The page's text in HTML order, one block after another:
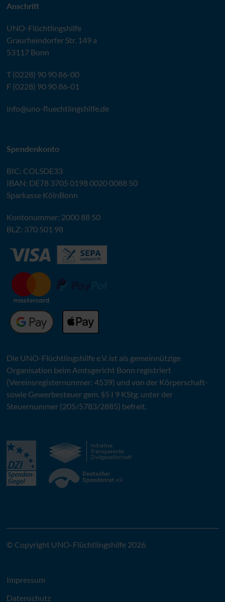
Anschrift
UNO-Flüchtlingshilfe
Graurheindorfer Str. 149 a
53117 Bonn
T (0228) 90 90 86-00
F (0228) 90 90 86-01
info@uno-fluechtlingshilfe.de
Spendenkonto
BIC: COLSDE33
IBAN: DE78 3705 0198 0020 0088 50
Sparkasse KölnBonn
Kontonummer: 2000 88 50
BLZ: 370 501 98
Die UNO-Flüchtlingshilfe e.V. ist als gemeinnützige
Organisation beim Amtsgericht Bonn registriert
(Vereinsregisternummer: 4539) und von der Körperschaft-
sowie Gewerbesteuer gem. §5 I 9 KStg. unter der
Steuernummer (205/5783/2885) befreit.
© Copyright UNO-Flüchtlingshilfe 2026
Impressum
Datenschutz